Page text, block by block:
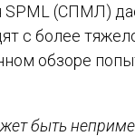
SPML (СПМЛ)
с более
обзоре
быть